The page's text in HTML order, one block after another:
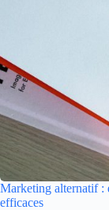
Marketing alternatif :
efficaces